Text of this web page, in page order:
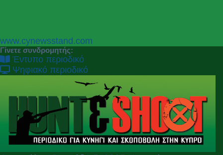
P
r
e
v
N
e
x
t
www.cynewsstand.com
Γίνετε συνδρομητής:
Έντυπο περιοδικό
Ψηφιακό περιοδικό